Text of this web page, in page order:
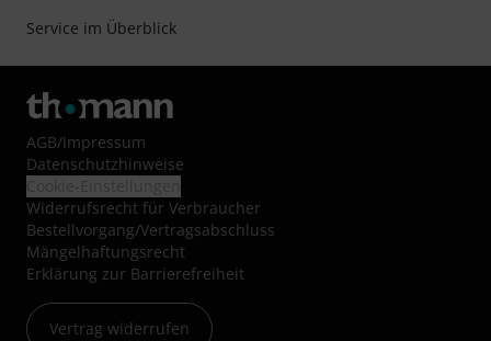
Service im Überblick
AGB/Impressum
Datenschutzhinweise
Widerrufsrecht für Verbraucher
Bestellvorgang/Vertragsabschluss
Mängelhaftungsrecht
Erklärung zur Barrierefreiheit
Vertrag widerrufen